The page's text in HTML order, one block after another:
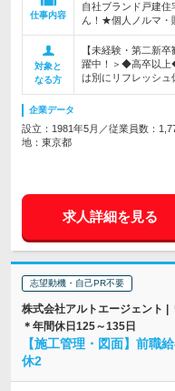
仕事内容
自社ブランド戸建
ん！★個人ノルマ・
対象と
なる方
【未経験・第二新
躍中！＞◆高卒以上
は別にリフレッシュ
企業データ
設立：1981年5月／従業員数：
地：東京都
求人詳細を見る
志望動機・自己PR不要
株式会社アルトエージェント |
＊年間休日125～135日
【施工管理・図面】前職
休2